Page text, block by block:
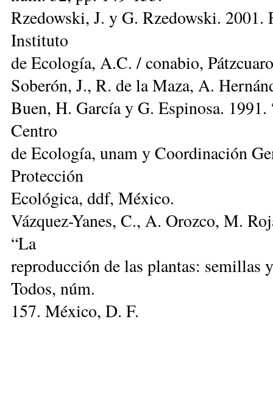
Rzedowski, J. y G. Rzedowski.
Instituto
de Ecología, A.C. / conabio,
Soberón, J., R. de la Maza, A.
Buen, H. García y G. Espinosa.
Centro
de Ecología, unam y Coordinación
Protección
Ecológica, ddf, México.
Vázquez-Yanes, C., A. Orozco, M.
“La
reproducción de las plantas: semillas
Todos, núm.
157. México, D. F.